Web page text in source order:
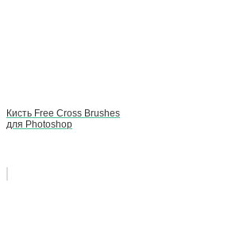
Кисть Free Cross Brushes
для Photoshop